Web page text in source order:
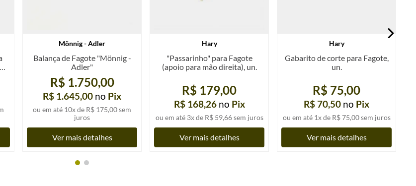
Mönnig - Adler
Balança de Fagote "Mönnig -
Adler"
R$ 1.750,00
R$ 1.645,00 no Pix
ou em até 10x de R$ 175,00sem
juros
Ver mais detalhes
Hary
"Passarinho" para Fagote
(apoio para mão direita), un.
R$ 179,00
R$ 168,26 no Pix
ou em até 3x de R$ 59,66sem juros
Ver mais detalhes
Hary
Gabarito de corte para Fagote,
un.
R$ 75,00
R$ 70,50 no Pix
ou em até 1x de R$ 75,00sem juros
Ver mais detalhes